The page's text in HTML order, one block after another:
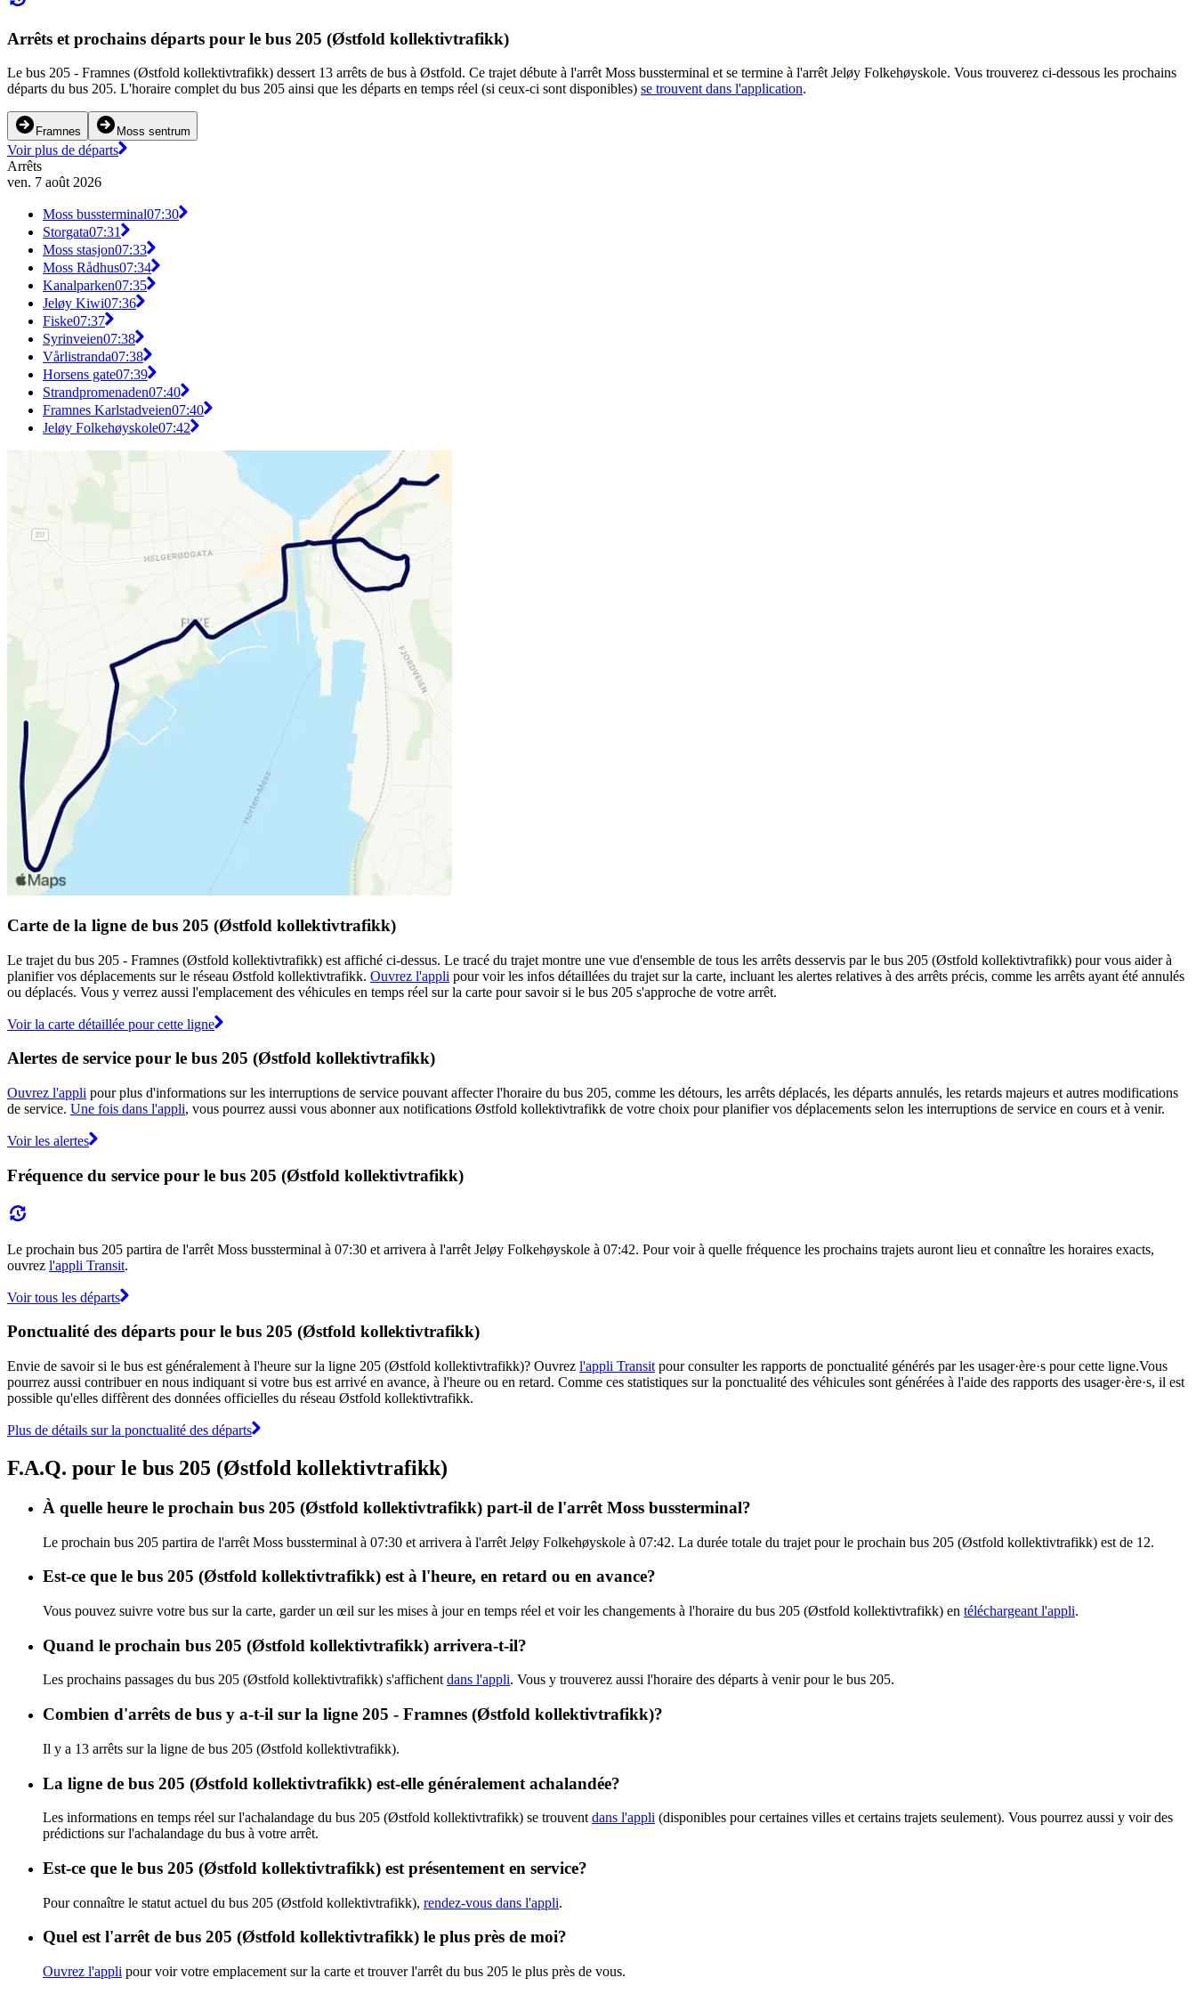
Arrêts et prochains départs pour le bus 205 (Østfold kollektivtrafikk)
Le bus 205 - Framnes (Østfold kollektivtrafikk) dessert 13 arrêts de bus à Østfold. Ce trajet débute à l'arrêt Moss bussterminal et se termine à l'arrêt Jeløy Folkehøyskole. Vous trouverez ci-dessous les prochains
départs du bus 205. L'horaire complet du bus 205 ainsi que les départs en temps réel (si ceux-ci sont disponibles) se trouvent dans l'application.
Framnes Moss sentrum
Voir plus de départs
Arrêts
ven. 7 août 2026
Moss bussterminal07:30
Storgata07:31
Moss stasjon07:33
Moss Rådhus07:34
Kanalparken07:35
Jeløy Kiwi07:36
Fiske07:37
Syrinveien07:38
Vårlistranda07:38
Horsens gate07:39
Strandpromenaden07:40
Framnes Karlstadveien07:40
Jeløy Folkehøyskole07:42
Carte de la ligne de bus 205 (Østfold kollektivtrafikk)
Le trajet du bus 205 - Framnes (Østfold kollektivtrafikk) est affiché ci-dessus. Le tracé du trajet montre une vue d'ensemble de tous les arrêts desservis par le bus 205 (Østfold kollektivtrafikk) pour vous aider à
planifier vos déplacements sur le réseau Østfold kollektivtrafikk. Ouvrez l'appli pour voir les infos détaillées du trajet sur la carte, incluant les alertes relatives à des arrêts précis, comme les arrêts ayant été annulés
ou déplacés. Vous y verrez aussi l'emplacement des véhicules en temps réel sur la carte pour savoir si le bus 205 s'approche de votre arrêt.
Voir la carte détaillée pour cette ligne
Alertes de service pour le bus 205 (Østfold kollektivtrafikk)
Ouvrez l'appli pour plus d'informations sur les interruptions de service pouvant affecter l'horaire du bus 205, comme les détours, les arrêts déplacés, les départs annulés, les retards majeurs et autres modifications
de service. Une fois dans l'appli, vous pourrez aussi vous abonner aux notifications Østfold kollektivtrafikk de votre choix pour planifier vos déplacements selon les interruptions de service en cours et à venir.
Voir les alertes
Fréquence du service pour le bus 205 (Østfold kollektivtrafikk)
Le prochain bus 205 partira de l'arrêt Moss bussterminal à 07:30 et arrivera à l'arrêt Jeløy Folkehøyskole à 07:42. Pour voir à quelle fréquence les prochains trajets auront lieu et connaître les horaires exacts,
ouvrez l'appli Transit.
Voir tous les départs
Ponctualité des départs pour le bus 205 (Østfold kollektivtrafikk)
Envie de savoir si le bus est généralement à l'heure sur la ligne 205 (Østfold kollektivtrafikk)? Ouvrez l'appli Transit pour consulter les rapports de ponctualité générés par les usager·ère·s pour cette ligne.Vous
pourrez aussi contribuer en nous indiquant si votre bus est arrivé en avance, à l'heure ou en retard. Comme ces statistiques sur la ponctualité des véhicules sont générées à l'aide des rapports des usager·ère·s, il est
possible qu'elles diffèrent des données officielles du réseau Østfold kollektivtrafikk.
Plus de détails sur la ponctualité des départs
F.A.Q. pour le bus 205 (Østfold kollektivtrafikk)
À quelle heure le prochain bus 205 (Østfold kollektivtrafikk) part-il de l'arrêt Moss bussterminal?
Le prochain bus 205 partira de l'arrêt Moss bussterminal à 07:30 et arrivera à l'arrêt Jeløy Folkehøyskole à 07:42. La durée totale du trajet pour le prochain bus 205 (Østfold kollektivtrafikk) est de 12.
Est-ce que le bus 205 (Østfold kollektivtrafikk) est à l'heure, en retard ou en avance?
Vous pouvez suivre votre bus sur la carte, garder un œil sur les mises à jour en temps réel et voir les changements à l'horaire du bus 205 (Østfold kollektivtrafikk) en téléchargeant l'appli.
Quand le prochain bus 205 (Østfold kollektivtrafikk) arrivera-t-il?
Les prochains passages du bus 205 (Østfold kollektivtrafikk) s'affichent dans l'appli. Vous y trouverez aussi l'horaire des départs à venir pour le bus 205.
Combien d'arrêts de bus y a-t-il sur la ligne 205 - Framnes (Østfold kollektivtrafikk)?
Il y a 13 arrêts sur la ligne de bus 205 (Østfold kollektivtrafikk).
La ligne de bus 205 (Østfold kollektivtrafikk) est-elle généralement achalandée?
Les informations en temps réel sur l'achalandage du bus 205 (Østfold kollektivtrafikk) se trouvent dans l'appli (disponibles pour certaines villes et certains trajets seulement). Vous pourrez aussi y voir des
prédictions sur l'achalandage du bus à votre arrêt.
Est-ce que le bus 205 (Østfold kollektivtrafikk) est présentement en service?
Pour connaître le statut actuel du bus 205 (Østfold kollektivtrafikk), rendez-vous dans l'appli.
Quel est l'arrêt de bus 205 (Østfold kollektivtrafikk) le plus près de moi?
Ouvrez l'appli pour voir votre emplacement sur la carte et trouver l'arrêt du bus 205 le plus près de vous.